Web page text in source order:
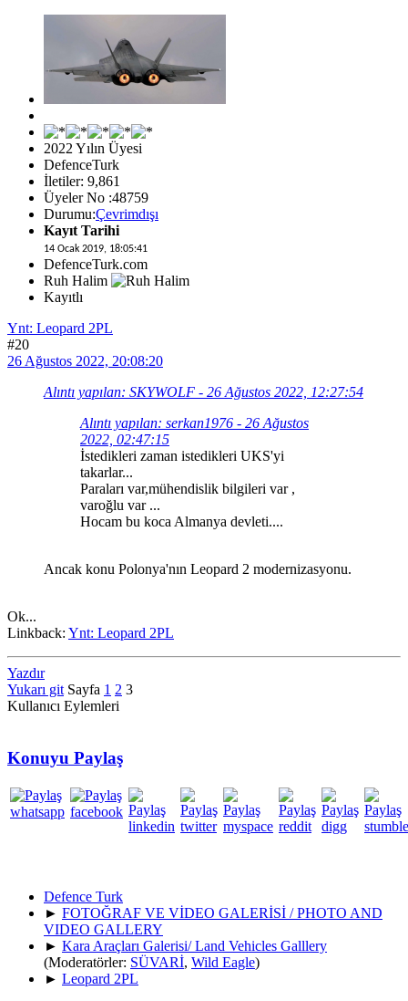
2022 Yılın Üyesi
DefenceTurk
İletiler: 9,861
Üyeler No :48759
Durumu:Çevrimdışı
Kayıt Tarihi
14 Ocak 2019, 18:05:41
DefenceTurk.com
Ruh Halim
Kayıtlı
Ynt: Leopard 2PL
#20
26 Ağustos 2022, 20:08:20
Alıntı yapılan: SKYWOLF - 26 Ağustos 2022, 12:27:54
Alıntı yapılan: serkan1976 - 26 Ağustos
2022, 02:47:15
İstedikleri zaman istedikleri UKS'yi
takarlar...
Paraları var,mühendislik bilgileri var ,
varoğlu var ...
Hocam bu koca Almanya devleti....
Ancak konu Polonya'nın Leopard 2 modernizasyonu.
Ok...
Linkback: Ynt: Leopard 2PL
Yazdır
Yukarı git Sayfa 1 2 3
Kullanıcı Eylemleri
Konuyu Paylaş
Defence Turk
► FOTOĞRAF VE VİDEO GALERİSİ / PHOTO AND
VIDEO GALLERY
► Kara Araçları Galerisi/ Land Vehicles Galllery
(Moderatörler: SÜVARİ, Wild Eagle)
► Leopard 2PL